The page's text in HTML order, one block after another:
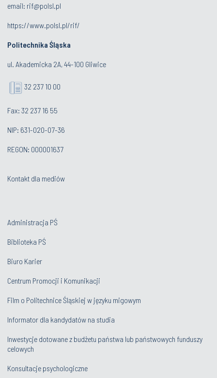
email: rif@polsl.pl
https://www.polsl.pl/rif/
Politechnika Śląska
ul. Akademicka 2A, 44-100 Gliwice
32 237 10 00
Fax: 32 237 16 55
NIP: 631-020-07-36
REGON: 000001637
Kontakt dla mediów
Administracja PŚ
Biblioteka PŚ
Biuro Karier
Centrum Promocji i Komunikacji
Film o Politechnice Śląskiej w języku migowym
Informator dla kandydatów na studia
Inwestycje dotowane z budżetu państwa lub państwowych funduszy
celowych
Konsultacje psychologiczne